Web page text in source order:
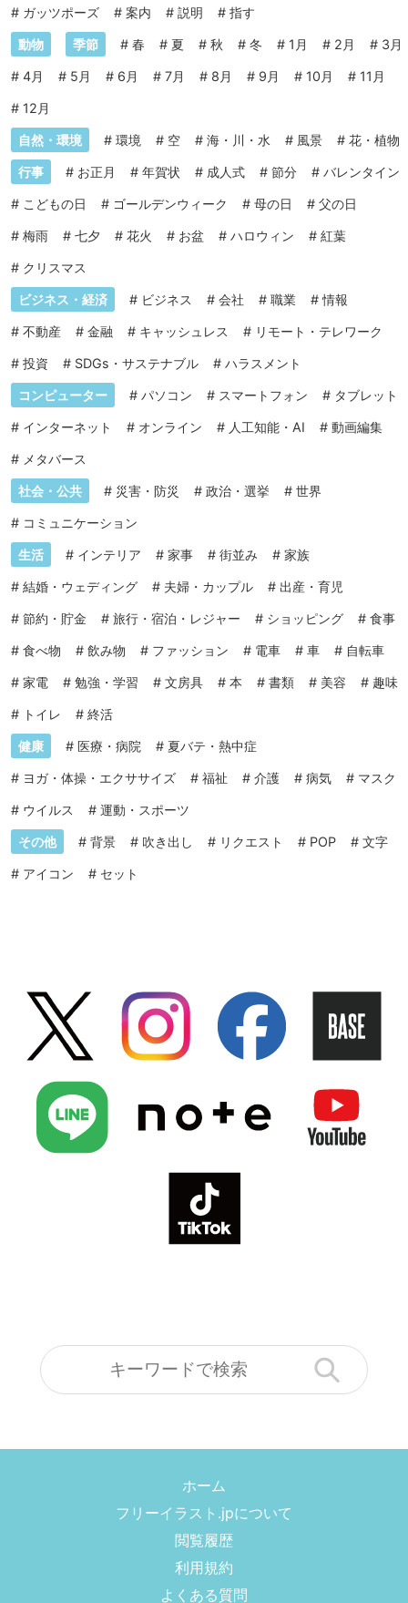
# ガッツポーズ # 案内 # 説明 # 指す
動物 季節 # 春 # 夏 # 秋 # 冬 # 1月 # 2月 # 3月
# 4月 # 5月 # 6月 # 7月 # 8月 # 9月 # 10月 # 11月
# 12月
自然・環境 # 環境 # 空 # 海・川・水 # 風景 # 花・植物
行事 # お正月 # 年賀状 # 成人式 # 節分 # バレンタイン
# こどもの日 # ゴールデンウィーク # 母の日 # 父の日
# 梅雨 # 七夕 # 花火 # お盆 # ハロウィン # 紅葉
# クリスマス
ビジネス・経済 # ビジネス # 会社 # 職業 #情報
# 不動産 # 金融 # キャッシュレス # リモート・テレワーク
# 投資 # SDGs・サステナブル # ハラスメント
コンピューター # パソコン # スマートフォン # タブレット
# インターネット # オンライン # 人工知能・AI # 動画編集
# メタバース
社会・公共 # 災害・防災 # 政治・選挙 # 世界
# コミュニケーション
生活 # インテリア # 家事 # 街並み # 家族
# 結婚・ウェディング # 夫婦・カップル # 出産・育児
# 節約・貯金 # 旅行・宿泊・レジャー # ショッピング # 食事
# 食べ物 # 飲み物 # ファッション # 電車 # 車 # 自転車
# 家電 # 勉強・学習 # 文房具 # 本 # 書類 # 美容 # 趣味
# トイレ # 終活
健康 # 医療・病院 # 夏バテ・熱中症
# ヨガ・体操・エクササイズ # 福祉 # 介護 # 病気 # マスク
# ウイルス # 運動・スポーツ
その他 # 背景 # 吹き出し # リクエスト # POP # 文字
# アイコン # セット
ホーム
フリーイラスト.jpについて
閲覧履歴
利用規約
よくある質問